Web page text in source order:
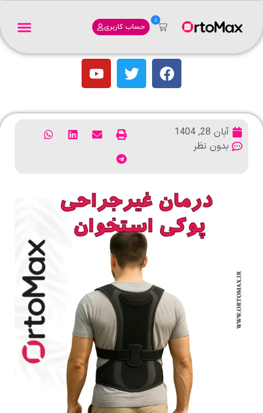
0
حساب کاربری
آبان 28, 1404
بدون نظر